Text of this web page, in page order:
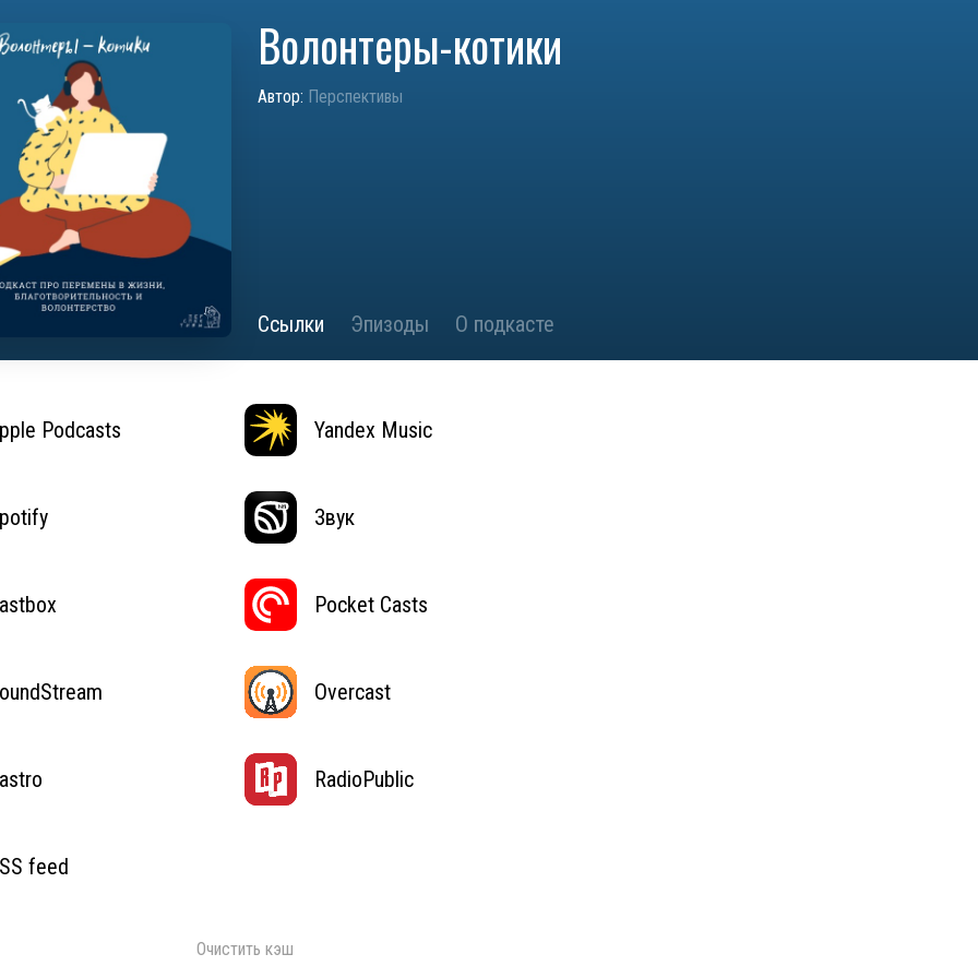
Волонтеры-котики
Автор: Перспективы
Ссылки Эпизоды О подкасте
Podcasts Yandex Music
Звук
Pocket Casts
Overcast
RadioPublic
feed
Очистить кэш